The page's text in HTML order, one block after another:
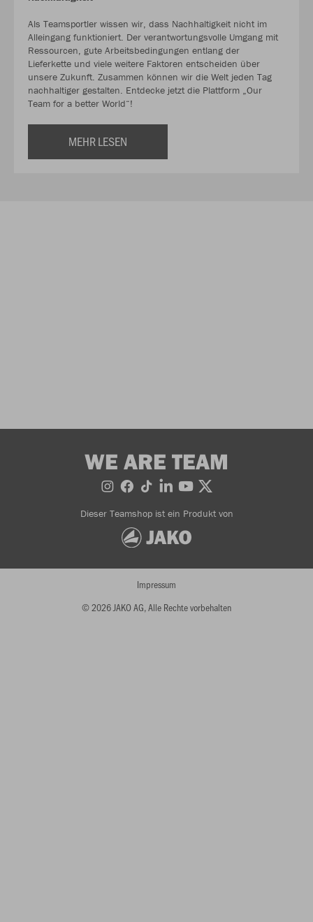
Als Teamsportler wissen wir, dass Nachhaltigkeit nicht im
Alleingang funktioniert. Der verantwortungsvolle Umgang mit
Ressourcen, gute Arbeitsbedingungen entlang der
Lieferkette und viele weitere Faktoren entscheiden über
unsere Zukunft. Zusammen können wir die Welt jeden Tag
nachhaltiger gestalten. Entdecke jetzt die Plattform „Our
Team for a better World“!
MEHR LESEN
WE ARE TEAM
Dieser Teamshop ist ein Produkt von
© 2026 JAKO AG, Alle Rechte vorbehalten
Impressum